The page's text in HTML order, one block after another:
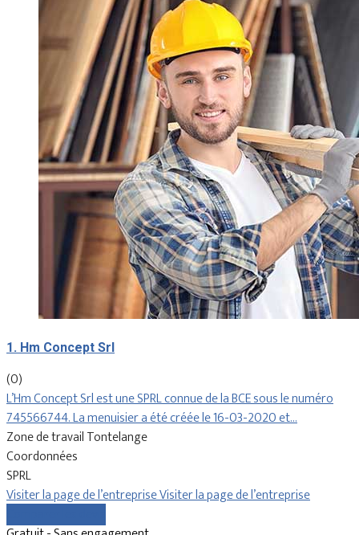
1. Hm Concept Srl
(0)
L’Hm Concept Srl est une SPRL connue de la BCE sous le numéro
745566744. La menuisier a été créée le 16-03-2020 et…
Zone de travail Tontelange
Coordonnées
SPRL
Visiter la page de l’entrepriseVisiter la page de l’entreprise